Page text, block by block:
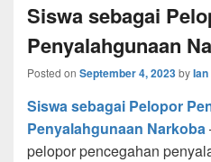
Siswa sebagai
Penyalahgunaan
Posted on September 4, 2023by
Siswa sebagai Pelopor
Penyalahgunaan Narkoba
pelopor pencegahan